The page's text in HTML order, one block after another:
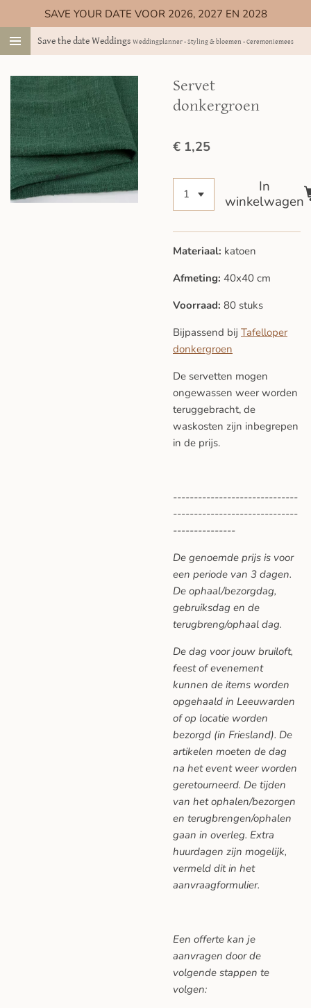
direct
naar
hoofdinhoud
Save the date Weddings Weddingplanner - Styling & bloemen - Ceremoniemeester
SAVE YOUR DATE VOOR 2026, 2027 EN 2028
Servet
donkergroen
€ 1,25
In
winkelwagen
Materiaal: katoen
Afmeting: 40x40 cm
Voorraad: 80 stuks
Bijpassend bij Tafelloper
donkergroen
De servetten mogen
ongewassen weer worden
teruggebracht, de
waskosten zijn inbegrepen
in de prijs.
------------------------------
------------------------------
---------------
De genoemde prijs is voor
een periode van 3 dagen.
De ophaal/bezorgdag,
gebruiksdag en de
terugbreng/ophaal dag.
De dag voor jouw bruiloft,
feest of evenement
kunnen de items worden
opgehaald in Leeuwarden
of op locatie worden
bezorgd (in Friesland). De
artikelen moeten de dag
na het event weer worden
geretourneerd. De tijden
van het ophalen/bezorgen
en terugbrengen/ophalen
gaan in overleg. Extra
huurdagen zijn mogelijk,
vermeld dit in het
aanvraagformulier.
Een offerte kan je
aanvragen door de
volgende stappen te
volgen: